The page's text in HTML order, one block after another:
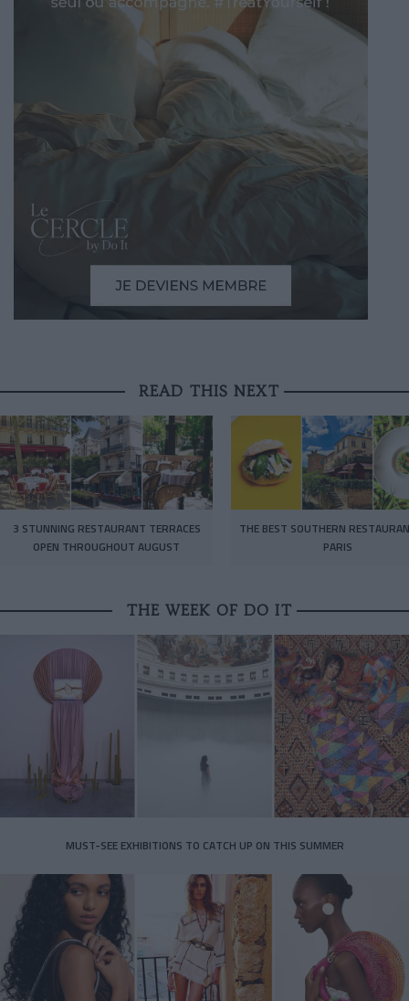
READ THIS NEXT
3 STUNNING RESTAURANT TERRACES
OPEN THROUGHOUT AUGUST
THE BEST SOUTHERN
PARIS
THE WEEK OF DO IT
MUST-SEE EXHIBITIONS TO CATCH UP ON THIS SUMMER